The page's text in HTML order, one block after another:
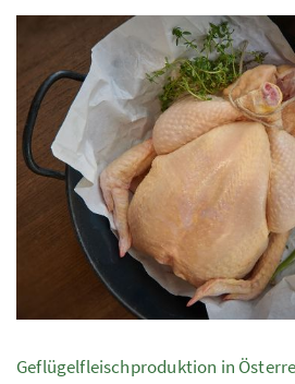
Geflügelfleischproduktion in